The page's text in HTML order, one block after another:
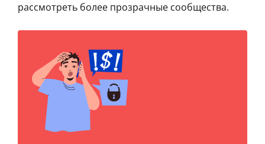
рассмотреть более прозрачные сообщества.